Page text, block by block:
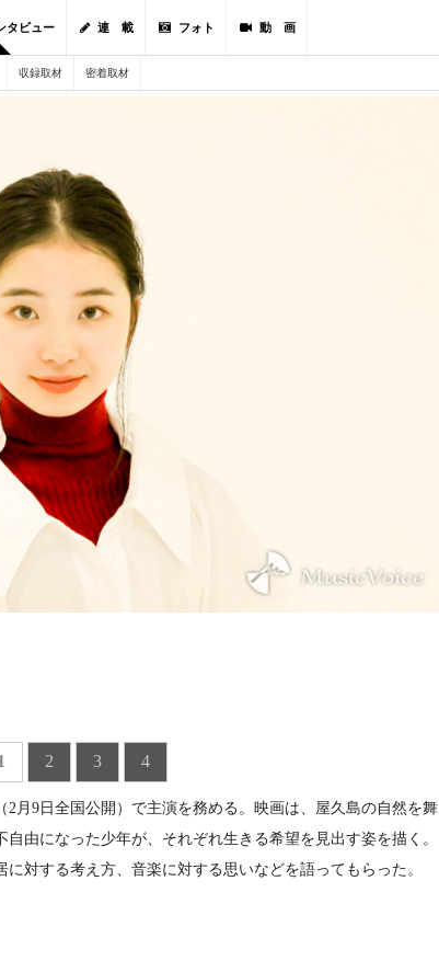
タビュー 連 載 フォト 動 画
収録取材 密着取材
2 3 4
月9日全国公開）で主演を務める。映画は、屋久島の自然を舞
由になった少年が、それぞれ生きる希望を見出す姿を描く。
対する考え方、音楽に対する思いなどを語ってもらった。